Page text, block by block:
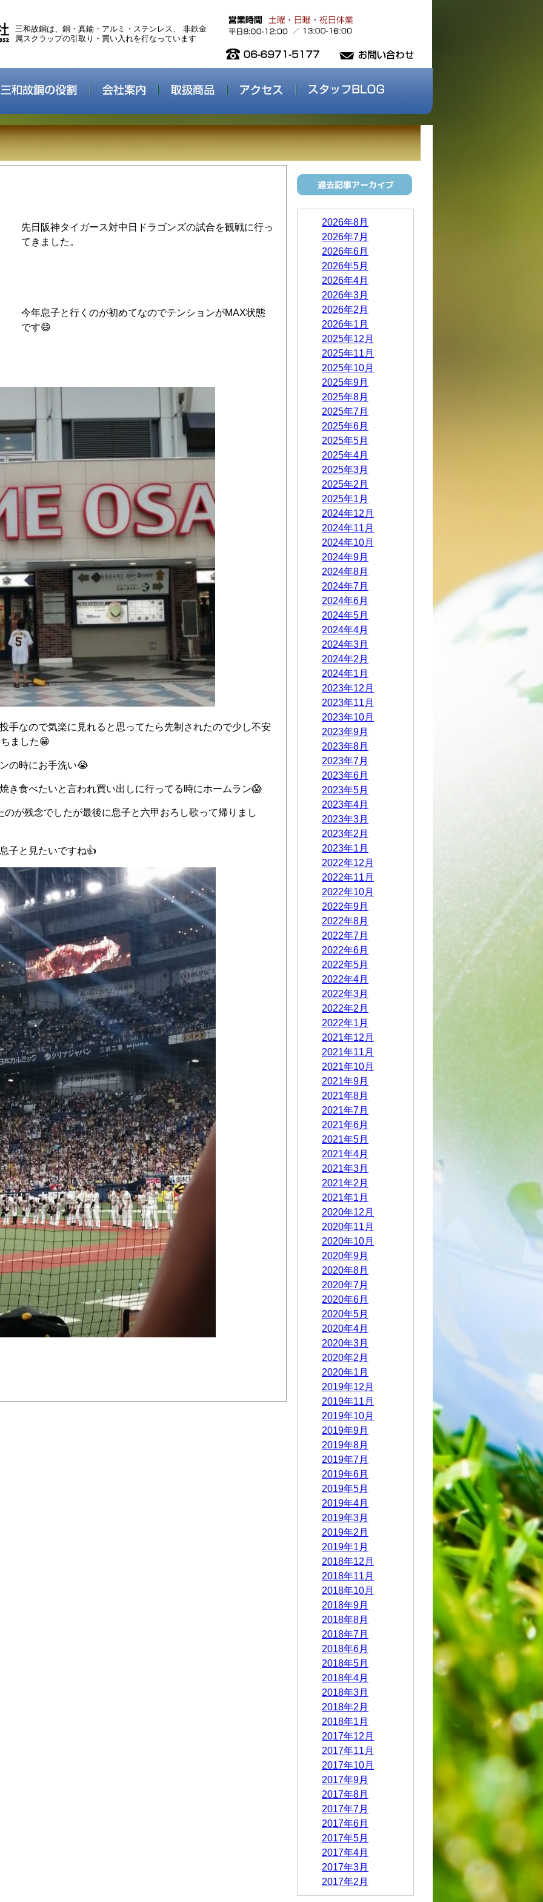
三和故銅は、銅・真鍮・アルミ・ステンレス、 非鉄金
属スクラップの引取り・買い入れを行なっています
先日阪神タイガース対中日ドラゴンズの試合を観戦に行っ
てきました。
今年息子と行くのが初めてなのでテンションがMAX状態
です😄
手なので気楽に見れると思ってたら先制されたので少し不安
ました😁
の時にお手洗い😭
き食べたいと言われ買い出しに行ってる時にホームラン😱
が残念でしたが最後に息子と六甲おろし歌って帰りまし
子と見たいですね👍
2026年8月
2026年7月
2026年6月
2026年5月
2026年4月
2026年3月
2026年2月
2026年1月
2025年12月
2025年11月
2025年10月
2025年9月
2025年8月
2025年7月
2025年6月
2025年5月
2025年4月
2025年3月
2025年2月
2025年1月
2024年12月
2024年11月
2024年10月
2024年9月
2024年8月
2024年7月
2024年6月
2024年5月
2024年4月
2024年3月
2024年2月
2024年1月
2023年12月
2023年11月
2023年10月
2023年9月
2023年8月
2023年7月
2023年6月
2023年5月
2023年4月
2023年3月
2023年2月
2023年1月
2022年12月
2022年11月
2022年10月
2022年9月
2022年8月
2022年7月
2022年6月
2022年5月
2022年4月
2022年3月
2022年2月
2022年1月
2021年12月
2021年11月
2021年10月
2021年9月
2021年8月
2021年7月
2021年6月
2021年5月
2021年4月
2021年3月
2021年2月
2021年1月
2020年12月
2020年11月
2020年10月
2020年9月
2020年8月
2020年7月
2020年6月
2020年5月
2020年4月
2020年3月
2020年2月
2020年1月
2019年12月
2019年11月
2019年10月
2019年9月
2019年8月
2019年7月
2019年6月
2019年5月
2019年4月
2019年3月
2019年2月
2019年1月
2018年12月
2018年11月
2018年10月
2018年9月
2018年8月
2018年7月
2018年6月
2018年5月
2018年4月
2018年3月
2018年2月
2018年1月
2017年12月
2017年11月
2017年10月
2017年9月
2017年8月
2017年7月
2017年6月
2017年5月
2017年4月
2017年3月
2017年2月